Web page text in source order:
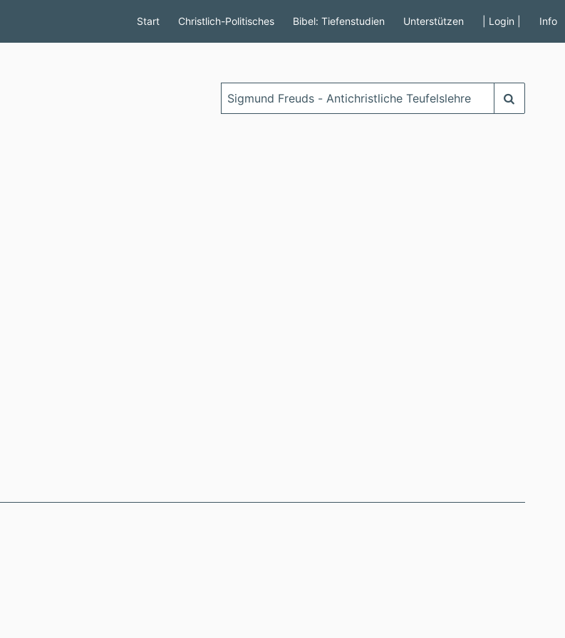
Start Christlich-Politisches Bibel: Tiefenstudien Unterstützen | Login | Info
Suchbegriff
eingeben